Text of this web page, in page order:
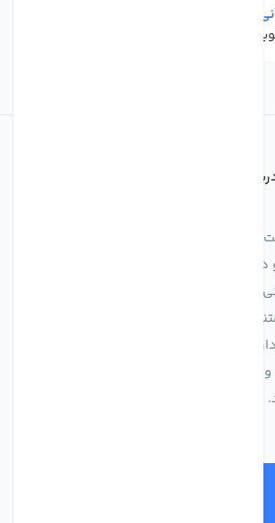
سریع
سریع به تماس‌ها و پیام‌ها
فروشگاه
در امر تولید و واردات انواع فن های
آکسیال، سقفی، بین کانالی، مرغداری و
به شرکت های تولیدی، صنعتی و ساختمانی
بودن فن های تولیدی کمپانی اروپایی
کالاهای تخصصی شما عزیزان رو در صرف
و این عمر باعث صرفه جویی در هزینه و زمان